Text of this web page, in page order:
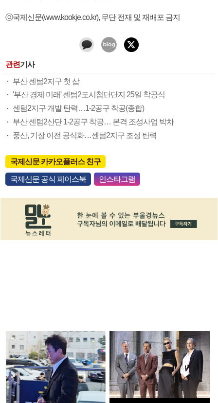
ⓒ국제신문(www.kookje.co.kr), 무단 전재 및 재배포 금지
관련기사
부산 센텀2지구 첫 삽
'부산 경제 미래' 센텀2도시첨단단지 25일 착공식
센텀2지구 개발 탄력…1-2공구 착공(종합)
부산 센텀2산단 1-2공구 착공… 본격 조성사업 박차
풍산, 기장 이전 공식화…센텀2지구 조성 탄력
국제신문 카카오플러스 친구
국제신문 공식 페이스북 인스타그램